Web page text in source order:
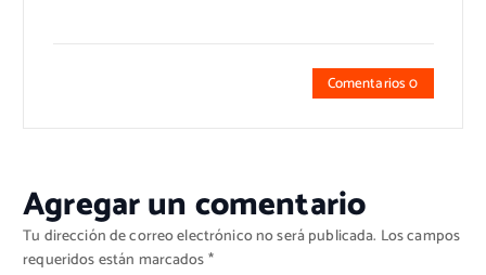
Comentarios 0
Agregar un comentario
Tu dirección de correo electrónico no será publicada. Los campos
requeridos están marcados*